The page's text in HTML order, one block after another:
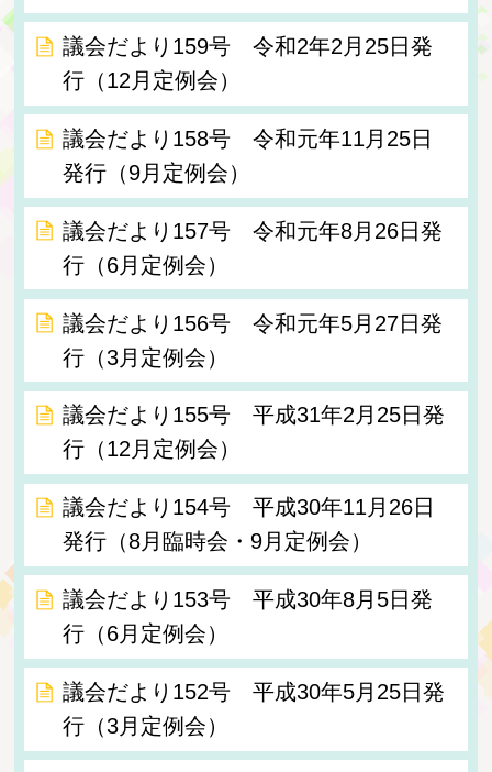
議会だより159号 令和2年2月25日発
行（12月定例会）
議会だより158号 令和元年11月25日
発行（9月定例会）
議会だより157号 令和元年8月26日発
行（6月定例会）
議会だより156号 令和元年5月27日発
行（3月定例会）
議会だより155号 平成31年2月25日発
行（12月定例会）
議会だより154号 平成30年11月26日
発行（8月臨時会・9月定例会）
議会だより153号 平成30年8月5日発
行（6月定例会）
議会だより152号 平成30年5月25日発
行（3月定例会）